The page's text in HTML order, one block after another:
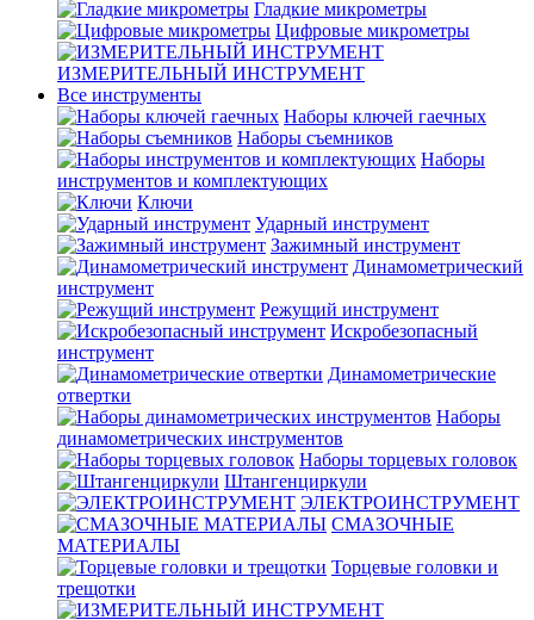
Гладкие микрометры
Цифровые микрометры
ИЗМЕРИТЕЛЬНЫЙ ИНСТРУМЕНТ
Все инструменты
Наборы ключей гаечных
Наборы съемников
Наборы
инструментов и комплектующих
Ключи
Ударный инструмент
Зажимный инструмент
Динамометрический
инструмент
Режущий инструмент
Искробезопасный
инструмент
Динамометрические
отвертки
Наборы
динамометрических инструментов
Наборы торцевых головок
Штангенциркули
ЭЛЕКТРОИНСТРУМЕНТ
СМАЗОЧНЫЕ
МАТЕРИАЛЫ
Торцевые головки и
трещотки